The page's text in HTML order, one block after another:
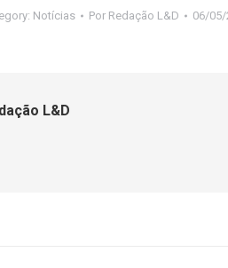
Notícias Por Redação L&D 06/05/
L&D